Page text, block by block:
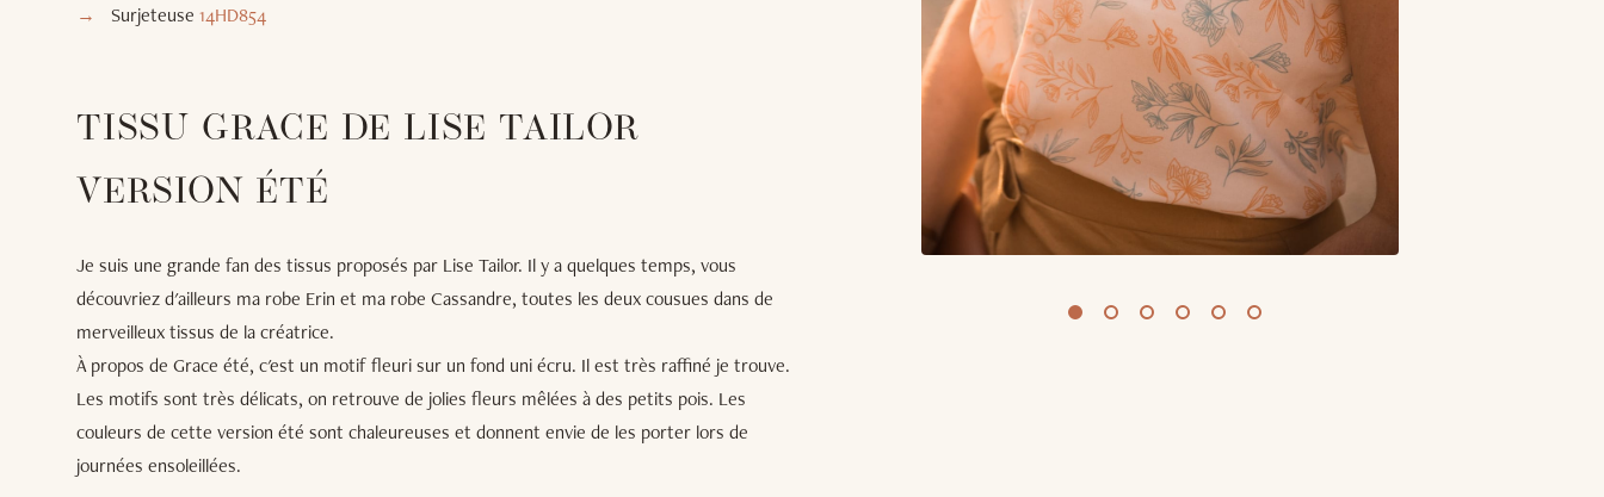
Surjeteuse 14HD854
TISSU GRACE DE LISE TAILOR
VERSION ÉTÉ
Je suis une grande fan des tissus proposés par Lise Tailor. Il y a quelques temps, vous
découvriez d'ailleurs ma robe Erin et ma robe Cassandre, toutes les deux cousues dans de
merveilleux tissus de la créatrice.
À propos de Grace été, c'est un motif fleuri sur un fond uni écru. Il est très raffiné je trouve.
Les motifs sont très délicats, on retrouve de jolies fleurs mêlées à des petits pois. Les
couleurs de cette version été sont chaleureuses et donnent envie de les porter lors de
journées ensoleillées.